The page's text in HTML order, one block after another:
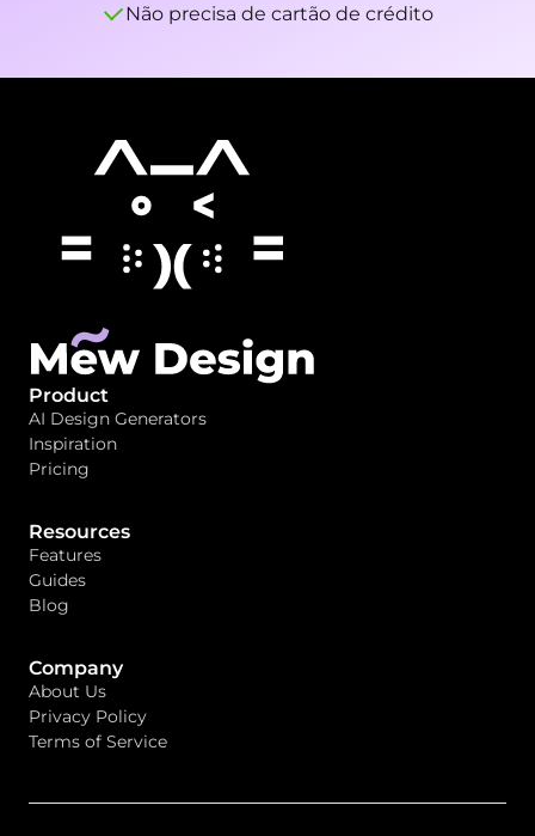
Não precisa de cartão de crédito
Product
AI Design Generators
Inspiration
Pricing
Resources
Features
Guides
Blog
Company
About Us
Privacy Policy
Terms of Service